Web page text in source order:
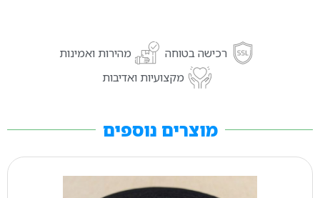
רכישה בטוחה
מהירות ואמינות
מקצועיות ואדיבות
מוצרים נוספים